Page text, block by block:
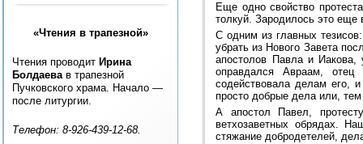
«Чтения в трапезной»
Чтения проводит Ирина
Болдаева в трапезной
Пучковского храма. Начало —
после литургии.
Телефон: 8-926-439-12-68.
Еще одно свойство
толкуй. Зародилось это еще
С одним из главных
убрать из Нового Завета
апостолов Павла и
оправдался Авраам,
содействовала делам его,
просто добрые дела или,
А апостол Павел,
ветхозаветных обрядах.
стяжание добродетелей,